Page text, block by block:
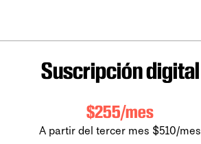
Suscripción digital
$255/mes
A partir del tercer mes $510/mes